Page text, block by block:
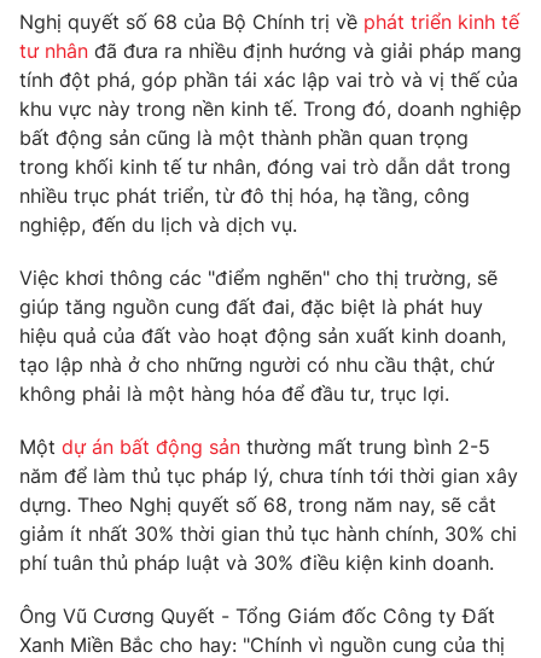
Thị trường
Góc doanh nghiệp
Truyền hình
Phim VTV
Hậu trường
Nhân vật
Giải sao mai
Giải trí
Điện ảnh
Âm nhạc
Sao
Đời sống
Làm đẹp
Chất lượng cuộc sống
Giáo dục
Tuyển sinh
Học trực tuyến
Công nghệ
Hitech Công nghệ tương lai
Sản phẩm
Thị trường
Tư vấn
Giao lưu trực tuyến
Lịch phát sóng
Chuyên mục khác
Emagazine Podcast
Nghị quyết số 68 của Bộ Chính trị về phát triển kinh tế
tư nhân đã đưa ra nhiều định hướng và giải pháp mang
tính đột phá, góp phần tái xác lập vai trò và vị thế của
khu vực này trong nền kinh tế. Trong đó, doanh nghiệp
bất động sản cũng là một thành phần quan trọng
trong khối kinh tế tư nhân, đóng vai trò dẫn dắt trong
nhiều trục phát triển, từ đô thị hóa, hạ tầng, công
nghiệp, đến du lịch và dịch vụ.
Việc khơi thông các "điểm nghẽn" cho thị trường, sẽ
giúp tăng nguồn cung đất đai, đặc biệt là phát huy
hiệu quả của đất vào hoạt động sản xuất kinh doanh,
tạo lập nhà ở cho những người có nhu cầu thật, chứ
không phải là một hàng hóa để đầu tư, trục lợi.
Một dự án bất động sản thường mất trung bình 2-5
năm để làm thủ tục pháp lý, chưa tính tới thời gian xây
dựng. Theo Nghị quyết số 68, trong năm nay, sẽ cắt
giảm ít nhất 30% thời gian thủ tục hành chính, 30% chi
phí tuân thủ pháp luật và 30% điều kiện kinh doanh.
Ông Vũ Cương Quyết - Tổng Giám đốc Công ty Đất
Xanh Miền Bắc cho hay: "Chính vì nguồn cung của thị